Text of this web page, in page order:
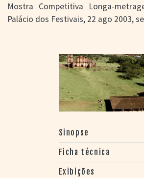
Mostra Competitiva Longa-
Palácio dos Festivais, 22 ago 2003,
Sinopse
Ficha técnica
Exibições